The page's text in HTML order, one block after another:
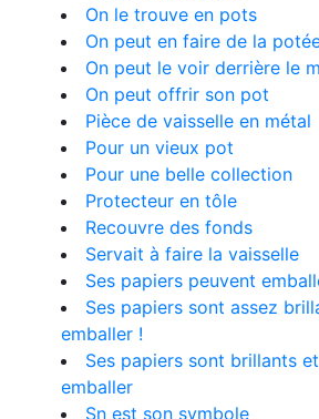
On le trouve en pots
On peut en faire de la
On peut le voir derrière le
On peut offrir son pot
Pièce de vaisselle en métal
Pour un vieux pot
Pour une belle collection
Protecteur en tôle
Recouvre des fonds
Servait à faire la vaisselle
Ses papiers peuvent
Ses papiers sont assez
emballer !
Ses papiers sont brillants
emballer
Sn est son symbole